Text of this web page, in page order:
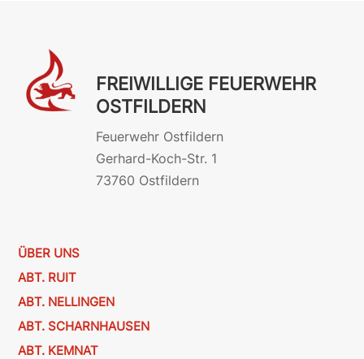
FREIWILLIGE FEUERWEHR
OSTFILDERN
Feuerwehr Ostfildern
Gerhard-Koch-Str. 1
73760 Ostfildern
ÜBER UNS
ABT. RUIT
ABT. NELLINGEN
ABT. SCHARNHAUSEN
ABT. KEMNAT